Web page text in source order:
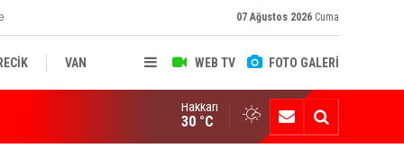
07 Ağustos 2026 Cuma
WEB TV FOTO GALERİ
VAN
Sanayi Geleceği Masaya Yatırıldı
Hakkari
30 °C